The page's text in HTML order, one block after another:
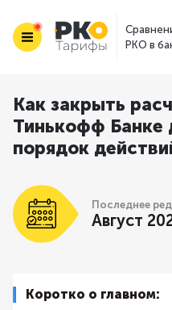
РКО в
Как закрыть
Тинькофф
порядок
Последнее
Август
Коротко о главном: